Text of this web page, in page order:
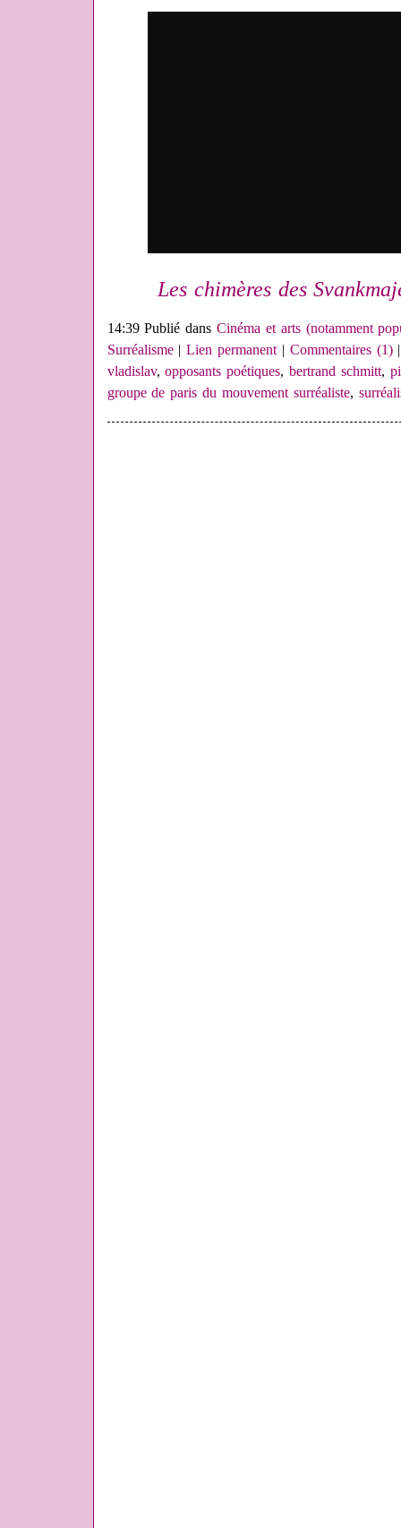
Les chimères des
14:39 Publié dansCinéma et arts (notamment
Surréalisme|Lien permanent| Commentaires (1)|
vladislav,opposants poétiques,bertrand schmitt,
groupe de paris du mouvement surréaliste,